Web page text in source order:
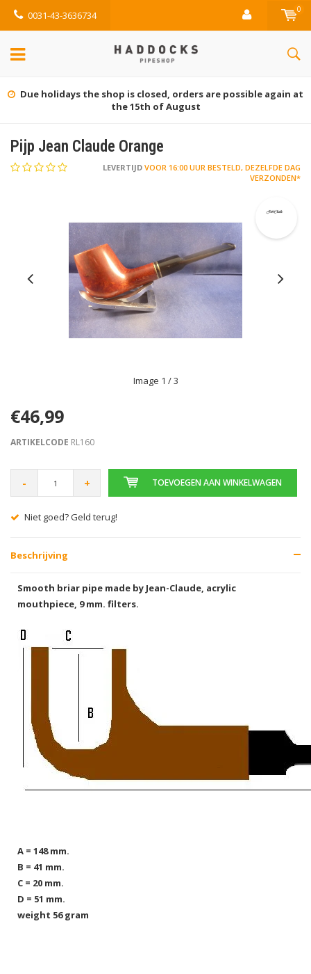
0031-43-3636734 0
orders are possible again at
Pijp Jean Claude Orange
LEVERTIJD VOOR 16:00 UUR BESTELD, DEZELFDE DAG
VERZONDEN*
Image 1 / 3
€46,99
ARTIKELCODE RL160
- + TOEVOEGEN AAN WINKELWAGEN
Geld terug!
Beschrijving
Smooth briar pipe made by Jean-Claude, acrylic
mouthpiece, 9 mm. filters.
A = 148 mm.
B = 41 mm.
C = 20 mm.
D = 51 mm.
weight 56 gram